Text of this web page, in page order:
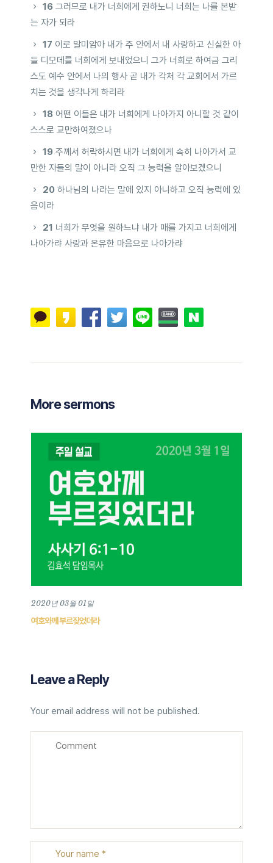
16그러므로 내가 너희에게 권하노니 너희는 나를 본받
는 자가 되라
17 이로 말미암아 내가 주 안에서 내 사랑하고 신실한 아
들 디모데를 너희에게 보내었으니 그가 너희로 하여금 그리
스도 예수 안에서 나의 행사 곧 내가 각처 각 교회에서 가르
치는 것을 생각나게 하리라
18 어떤 이들은 내가 너희에게 나아가지 아니할 것 같이
스스로 교만하여졌으나
19주께서 허락하시면 내가 너희에게 속히 나아가서 교
만한 자들의 말이 아니라 오직 그 능력을 알아보겠으니
20하나님의 나라는 말에 있지 아니하고 오직 능력에 있
음이라
21 너희가 무엇을 원하느냐 내가 매를 가지고 너희에게
나아가랴 사랑과 온유한 마음으로 나아가랴
More sermons
2020년 03월 01일
여호와께 부르짖었더라
Leave a Reply
Your email address will not be published.